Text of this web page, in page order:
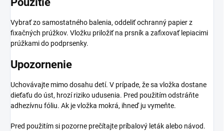
Vybrať zo samostatného balenia, oddeliť ochranný papier z
fixačných prúžkov. Vložku priložiť na prsník a zafixovať lepiacimi
prúžkami do podprsenky.
Upozornenie
Uchovávajte mimo dosahu detí. V prípade, že sa vložka dostane
dieťaťu do úst, hrozí riziko udusenia. Pred použitím odstráňte
adhezívnu fóliu. Ak je vložka mokrá, ihneď ju vymeňte.
Pred použitím si pozorne prečítajte príbalový leták alebo návod.